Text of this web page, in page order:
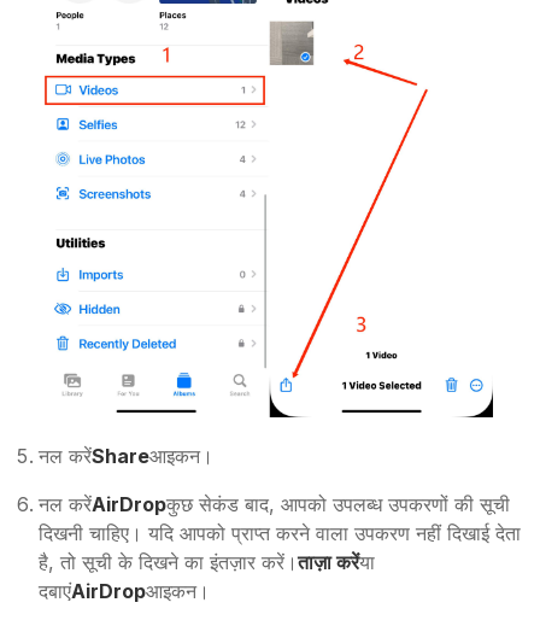
नल करेंShareआइकन।
नल करेंAirDropकुछ सेकंड बाद, आपको उपलब्ध उपकरणों की सूची
दिखनी चाहिए। यदि आपको प्राप्त करने वाला उपकरण नहीं दिखाई देता
है, तो सूची के दिखने का इंतज़ार करें।ताज़ा करेंया
दबाएंAirDropआइकन।